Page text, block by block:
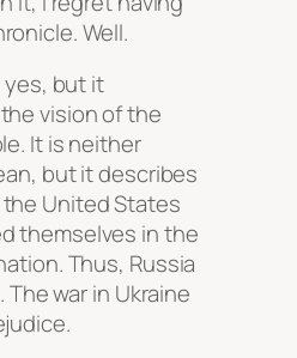
Well.
yes, but it
vision of the
It is neither
but it describes
United States
themselves in the
Thus, Russia
The war in Ukraine